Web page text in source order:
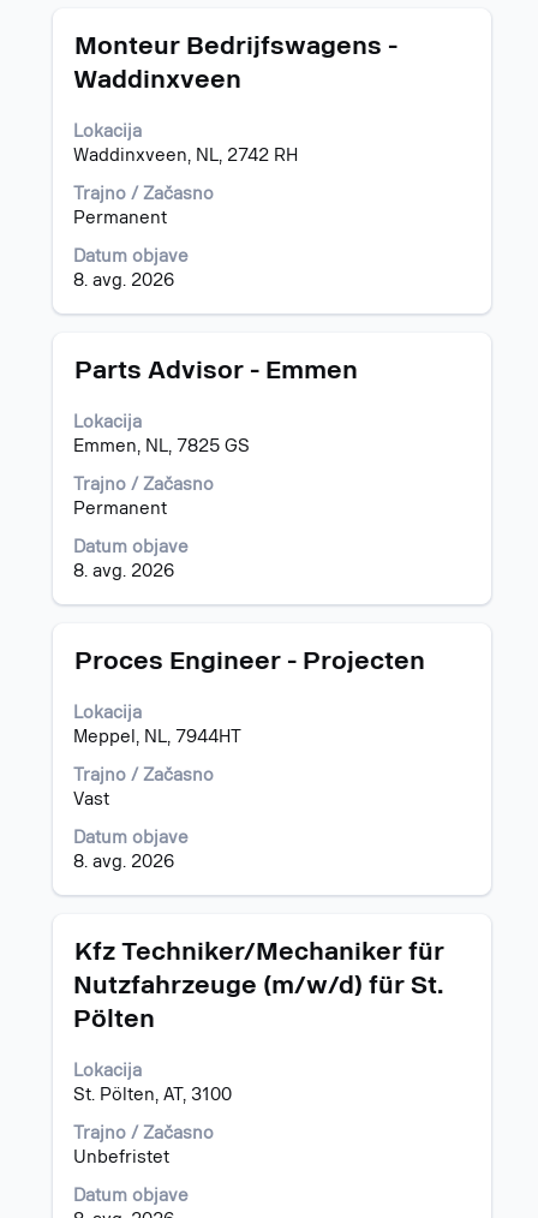
Naziv
Monteur Bedrijfswagens -
Waddinxveen
Lokacija
Waddinxveen, NL, 2742 RH
Trajno / Začasno
Permanent
Datum objave
8. avg. 2026
Izberite
preslednico,
vidite
celotno
vsebino
podatkov
delovnem
mestu.
Naziv
Parts Advisor - Emmen
Lokacija
Emmen, NL, 7825 GS
Trajno / Začasno
Permanent
Datum objave
8. avg. 2026
Izberite
preslednico,
da
celotno
vsebino
o
delovnem
mestu.
Naziv
Proces Engineer - Projecten
Lokacija
Meppel, NL, 7944HT
Trajno / Začasno
Vast
Datum objave
8. avg. 2026
Izberite
preslednico,
da
vidite
celotno
vsebino
o
delovnem
mestu.
Naziv
Kfz Techniker/Mechaniker für
Nutzfahrzeuge (m/w/d) für St.
Pölten
Lokacija
St. Pölten, AT, 3100
Trajno / Začasno
Unbefristet
Datum objave
Izberite
preslednico,
da
celotno
vsebino
o
delovnem
mestu.